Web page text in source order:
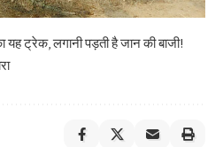
यह ट्रेक, लगानी पड़ती है जान की बाजी!